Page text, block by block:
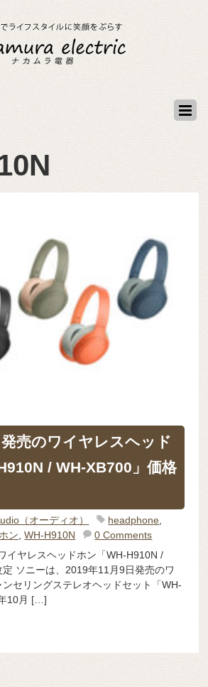
売のワイヤレスヘッド
/ WH-XB700」価格
（オーディオ） headphone
ン ,WH-H910N
0 Comments
イヤレスヘッドホン「WH-H910N /
ソニーは、2019年11月9日発売のワ
セリングステレオヘッドセット「WH-
10月 […]